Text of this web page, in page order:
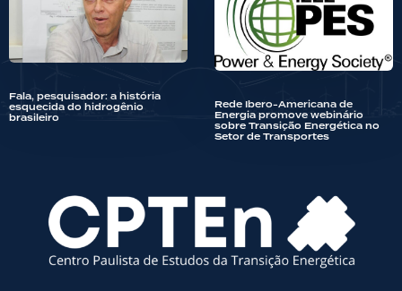
Fala, pesquisador: a história
esquecida do hidrogênio
brasileiro
Rede Ibero-Americana de
Energia promove webinário
sobre Transição Energética no
Setor de Transportes